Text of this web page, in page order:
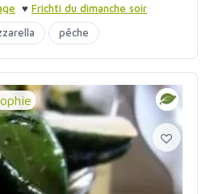
♥ Frichti du dimanche soir
pêche